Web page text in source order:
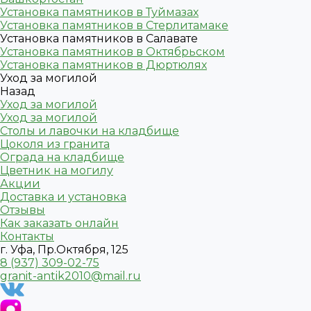
Установка памятников в Туймазах
Установка памятников в Стерлитамаке
Установка памятников в Салавате
Установка памятников в Октябрьском
Установка памятников в Дюртюлях
Уход за могилой
Назад
Уход за могилой
Уход за могилой
Столы и лавочки на кладбище
Цоколя из гранита
Ограда на кладбище
Цветник на могилу
Акции
Доставка и установка
Отзывы
Как заказать онлайн
Контакты
г. Уфа, Пр.Октября, 125
8 (937) 309-02-75
granit-antik2010@mail.ru